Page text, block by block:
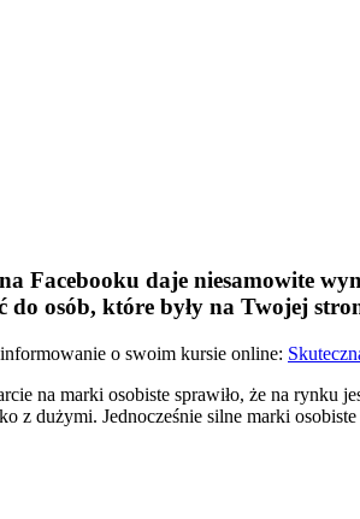
Facebooku daje niesamowite
do osób, które były na Twojej
o swoim kursie online:
na marki osobiste sprawiło, że na rynku
z dużymi. Jednocześnie silne marki